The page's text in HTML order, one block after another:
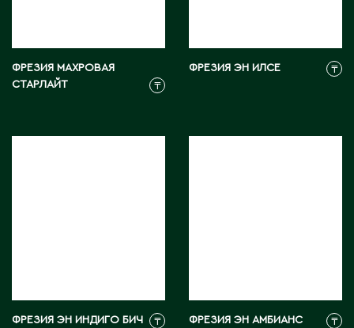
Туркестан
Хромтау
ФРЕЗИЯ МАХРОВАЯ
СТАРЛАЙТ
₸
ФРЕЗИЯ ЭН ИЛСЕ ₸
ФРЕЗИЯ ЭН ИНДИГО БИЧ ₸ ФРЕЗИЯ ЭН АМБИАНС ₸